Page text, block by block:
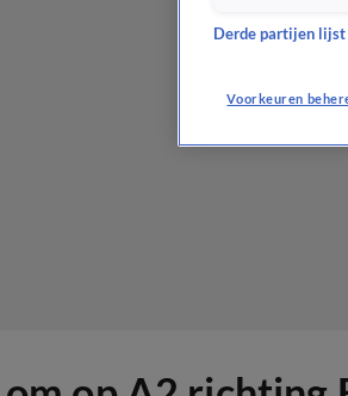
Derde partijen lijst
Voorkeuren